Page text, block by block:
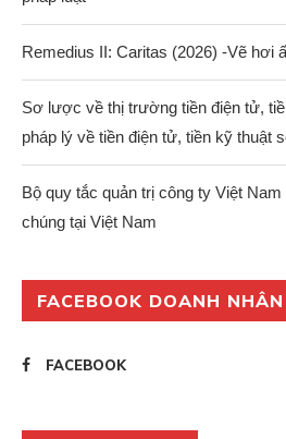
Remedius II: Caritas (2026) -Vẽ hơi
Sơ lược về thị trường tiền điện tử,
pháp lý về tiền điện tử, tiền kỹ thuật
Bộ quy tắc quản trị công ty Việt
chúng tại Việt Nam
FACEBOOK DOANH
FACEBOOK